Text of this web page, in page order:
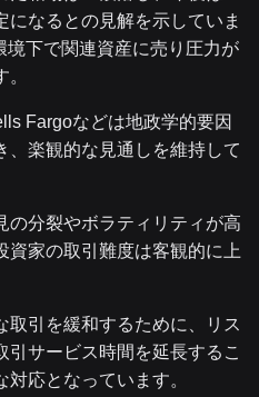
になるとの見解を示していま
下で関連資産に売り圧力が
Fargoなどは地政学的要因
、楽観的な見通しを維持して
の分裂やボラティリティが高
資家の取引難度は客観的に上
取引を緩和するために、リス
引サービス時間を延長するこ
応となっています。